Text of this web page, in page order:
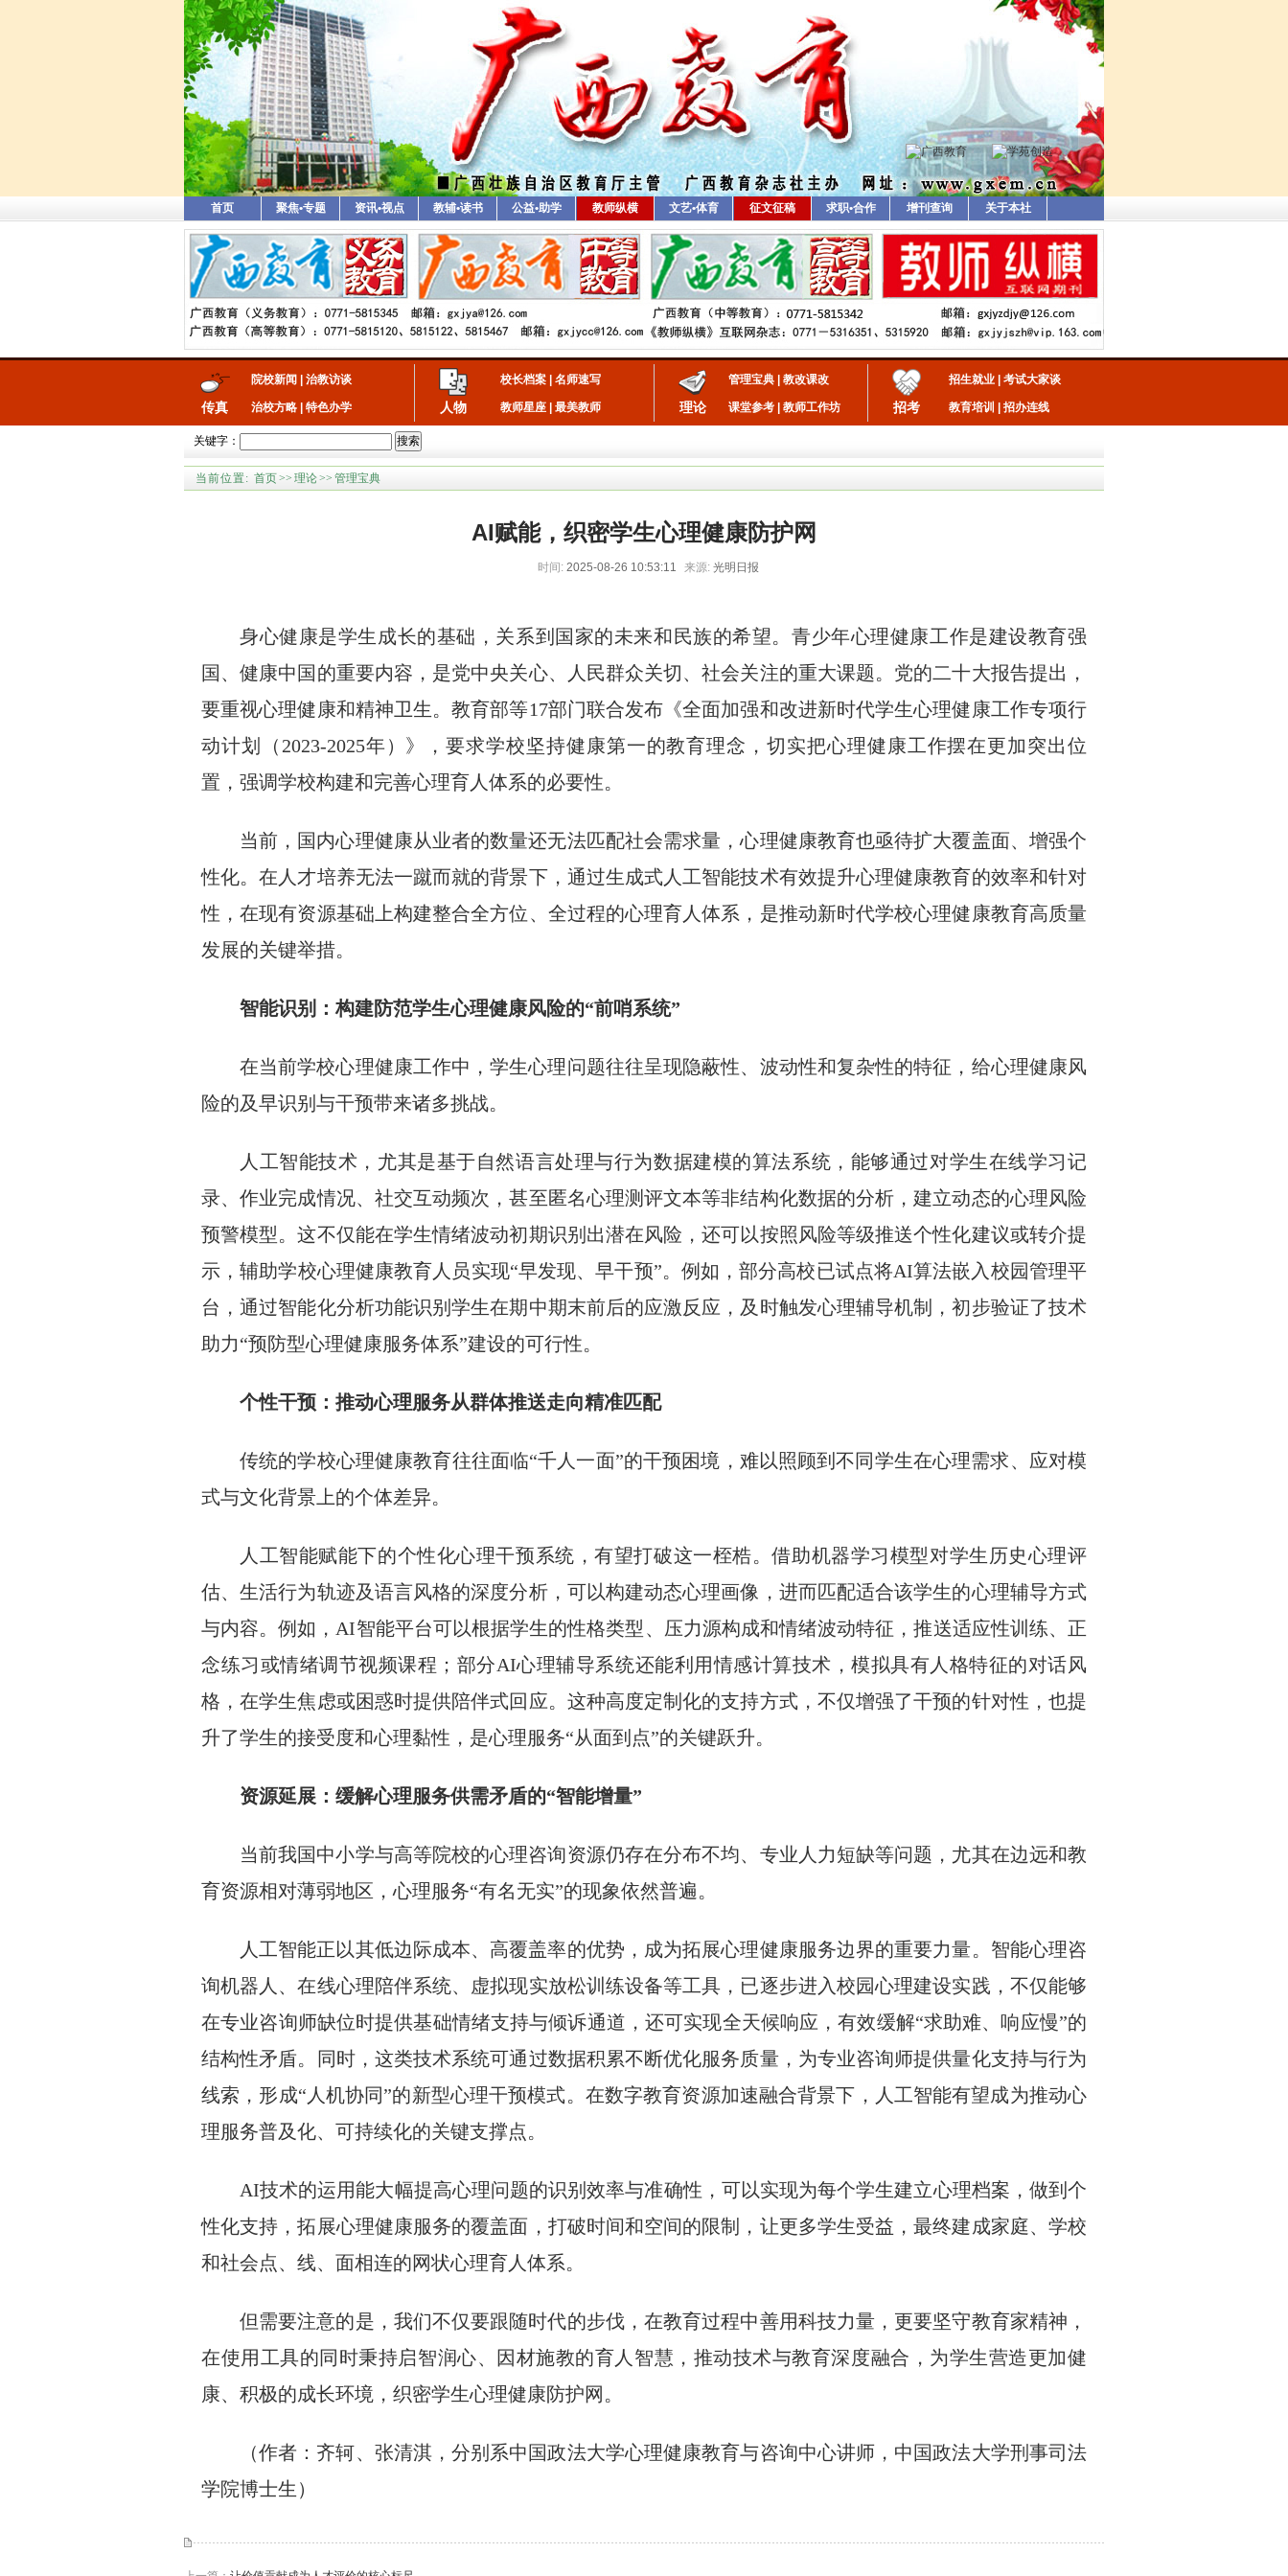
首页 聚焦•专题 资讯•视点 教辅•读书 公益•助学 教师纵横 文艺•体育 征文征稿 求职•合作 增刊查询 关于本社
传真
院校新闻 治教访谈
治校方略 特色办学 人物
校长档案 名师速写
教师星座 最美教师 理论
管理宝典 教改课改
课堂参考 教师工作坊 招考
招生就业 考试大家谈
教育培训 招办连线
关键字： 搜索
当前位置: 首页>> 理论>> 管理宝典
AI赋能，织密学生心理健康防护网
时间: 2025-08-26 10:53:11 来源: 光明日报
身心健康是学生成长的基础，关系到国家的未来和民族的希望。青少年心理健康工作是建设教育强
国、健康中国的重要内容，是党中央关心、人民群众关切、社会关注的重大课题。党的二十大报告提出，
要重视心理健康和精神卫生。教育部等17部门联合发布《全面加强和改进新时代学生心理健康工作专项行
动计划（2023-2025年）》，要求学校坚持健康第一的教育理念，切实把心理健康工作摆在更加突出位
置，强调学校构建和完善心理育人体系的必要性。
当前，国内心理健康从业者的数量还无法匹配社会需求量，心理健康教育也亟待扩大覆盖面、增强个
性化。在人才培养无法一蹴而就的背景下，通过生成式人工智能技术有效提升心理健康教育的效率和针对
性，在现有资源基础上构建整合全方位、全过程的心理育人体系，是推动新时代学校心理健康教育高质量
发展的关键举措。
智能识别：构建防范学生心理健康风险的“前哨系统”
在当前学校心理健康工作中，学生心理问题往往呈现隐蔽性、波动性和复杂性的特征，给心理健康风
险的及早识别与干预带来诸多挑战。
人工智能技术，尤其是基于自然语言处理与行为数据建模的算法系统，能够通过对学生在线学习记
录、作业完成情况、社交互动频次，甚至匿名心理测评文本等非结构化数据的分析，建立动态的心理风险
预警模型。这不仅能在学生情绪波动初期识别出潜在风险，还可以按照风险等级推送个性化建议或转介提
示，辅助学校心理健康教育人员实现“早发现、早干预”。例如，部分高校已试点将AI算法嵌入校园管理平
台，通过智能化分析功能识别学生在期中期末前后的应激反应，及时触发心理辅导机制，初步验证了技术
助力“预防型心理健康服务体系”建设的可行性。
个性干预：推动心理服务从群体推送走向精准匹配
传统的学校心理健康教育往往面临“千人一面”的干预困境，难以照顾到不同学生在心理需求、应对模
式与文化背景上的个体差异。
人工智能赋能下的个性化心理干预系统，有望打破这一桎梏。借助机器学习模型对学生历史心理评
估、生活行为轨迹及语言风格的深度分析，可以构建动态心理画像，进而匹配适合该学生的心理辅导方式
与内容。例如，AI智能平台可以根据学生的性格类型、压力源构成和情绪波动特征，推送适应性训练、正
念练习或情绪调节视频课程；部分AI心理辅导系统还能利用情感计算技术，模拟具有人格特征的对话风
格，在学生焦虑或困惑时提供陪伴式回应。这种高度定制化的支持方式，不仅增强了干预的针对性，也提
升了学生的接受度和心理黏性，是心理服务“从面到点”的关键跃升。
资源延展：缓解心理服务供需矛盾的“智能增量”
当前我国中小学与高等院校的心理咨询资源仍存在分布不均、专业人力短缺等问题，尤其在边远和教
育资源相对薄弱地区，心理服务“有名无实”的现象依然普遍。
人工智能正以其低边际成本、高覆盖率的优势，成为拓展心理健康服务边界的重要力量。智能心理咨
询机器人、在线心理陪伴系统、虚拟现实放松训练设备等工具，已逐步进入校园心理建设实践，不仅能够
在专业咨询师缺位时提供基础情绪支持与倾诉通道，还可实现全天候响应，有效缓解“求助难、响应慢”的
结构性矛盾。同时，这类技术系统可通过数据积累不断优化服务质量，为专业咨询师提供量化支持与行为
线索，形成“人机协同”的新型心理干预模式。在数字教育资源加速融合背景下，人工智能有望成为推动心
理服务普及化、可持续化的关键支撑点。
AI技术的运用能大幅提高心理问题的识别效率与准确性，可以实现为每个学生建立心理档案，做到个
性化支持，拓展心理健康服务的覆盖面，打破时间和空间的限制，让更多学生受益，最终建成家庭、学校
和社会点、线、面相连的网状心理育人体系。
但需要注意的是，我们不仅要跟随时代的步伐，在教育过程中善用科技力量，更要坚守教育家精神，
在使用工具的同时秉持启智润心、因材施教的育人智慧，推动技术与教育深度融合，为学生营造更加健
康、积极的成长环境，织密学生心理健康防护网。
（作者：齐轲、张清淇，分别系中国政法大学心理健康教育与咨询中心讲师，中国政法大学刑事司法
学院博士生）